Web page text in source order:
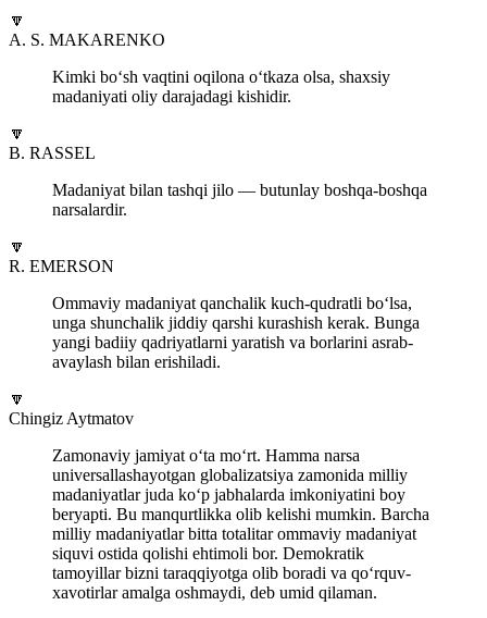
🔽
A. S. MAKARENKO
Kimki bo‘sh vaqtini oqilona o‘tkaza olsa, shaxsiy
madaniyati oliy darajadagi kishidir.
🔽
B. RASSEL
Madaniyat bilan tashqi jilo — butunlay boshqa-boshqa
narsalardir.
🔽
R. EMERSON
Ommaviy madaniyat qanchalik kuch-qudratli bo‘lsa,
unga shunchalik jiddiy qarshi kurashish kerak. Bunga
yangi badiiy qadriyatlarni yaratish va borlarini asrab-
avaylash bilan erishiladi.
🔽
Chingiz Aytmatov
Zamonaviy jamiyat o‘ta mo‘rt. Hamma narsa
universallashayotgan globalizatsiya zamonida milliy
madaniyatlar juda ko‘p jabhalarda imkoniyatini boy
beryapti. Bu manqurtlikka olib kelishi mumkin. Barcha
milliy madaniyatlar bitta totalitar ommaviy madaniyat
siquvi ostida qolishi ehtimoli bor. Demokratik
tamoyillar bizni taraqqiyotga olib boradi va qo‘rquv-
xavotirlar amalga oshmaydi, deb umid qilaman.